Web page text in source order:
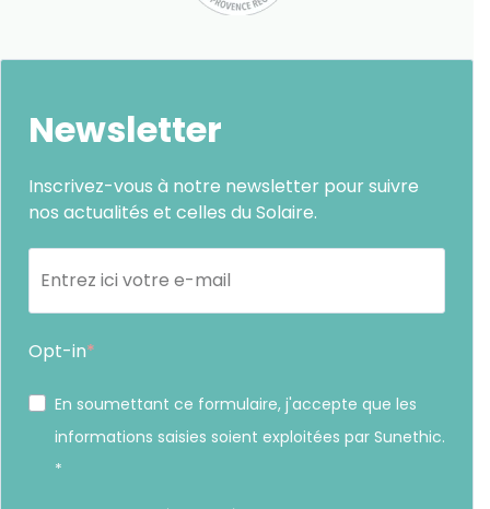
Newsletter
Inscrivez-vous à notre newsletter pour suivre
nos actualités et celles du Solaire.
Opt-in
En soumettant ce formulaire, j'accepte que les
informations saisies soient exploitées par Sunethic.
*